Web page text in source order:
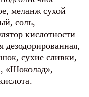
меланж сухой
соль,
кислотности
сухие сливки,
«Шоколад»,